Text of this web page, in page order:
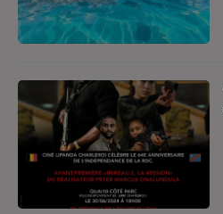
Contact
Régie Publicitaire
Fréquences